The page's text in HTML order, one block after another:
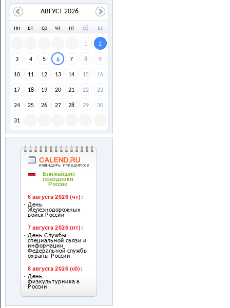
пн вт ср чт пт сб вс
1 2
3 4 5 6 7 8 9
10 11 12 13 14 15 16
17 18 19 20 21 22 23
24 25 26 27 28 29 30
31
АВГУСТ 2026